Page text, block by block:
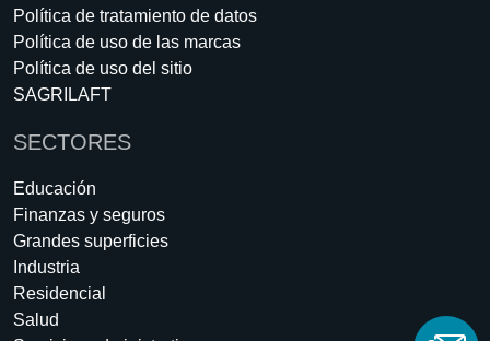
Política de tratamiento de datos
Política de uso de las marcas
Política de uso del sitio
SAGRILAFT
SECTORES
Educación
Finanzas y seguros
Grandes superficies
Industria
Residencial
Salud